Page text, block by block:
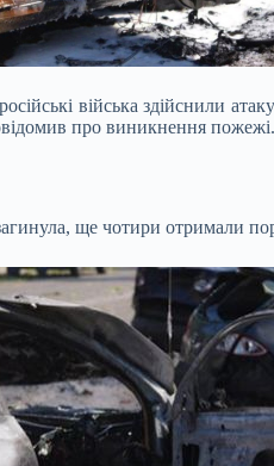
війська здійснили
про виникнення пожежі.
ще чотири отримали